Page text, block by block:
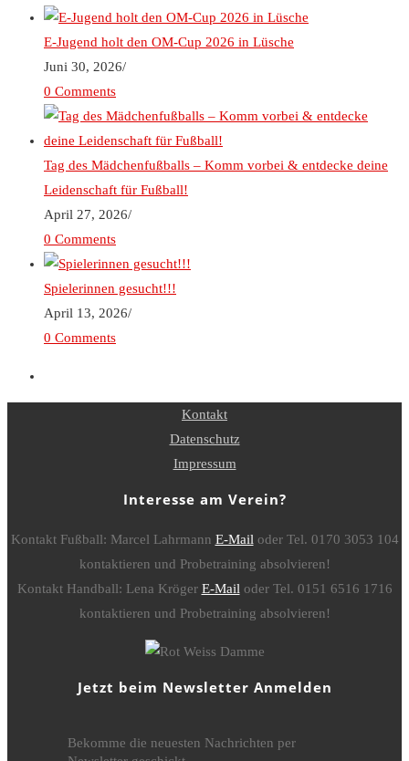
E-Jugend holt den OM-Cup 2026 in Lüsche
Juni 30, 2026/
0 Comments
Tag des Mädchenfußballs – Komm vorbei & entdecke deine
Leidenschaft für Fußball!
April 27, 2026/
0 Comments
Spielerinnen gesucht!!!
April 13, 2026/
0 Comments
Kontakt
Datenschutz
Impressum
Interesse am Verein?
Kontakt Fußball: Marcel Lahrmann E-Mail oder Tel. 0170 3053 104
kontaktieren und Probetraining absolvieren!
Kontakt Handball: Lena Kröger E-Mail oder Tel. 0151 6516 1716
kontaktieren und Probetraining absolvieren!
Jetzt beim Newsletter Anmelden
Bekomme die neuesten Nachrichten per